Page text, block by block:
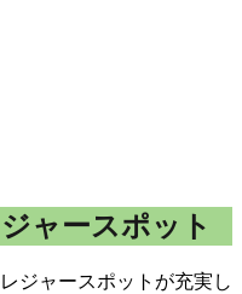
ャースポット
ジャースポットが充実し